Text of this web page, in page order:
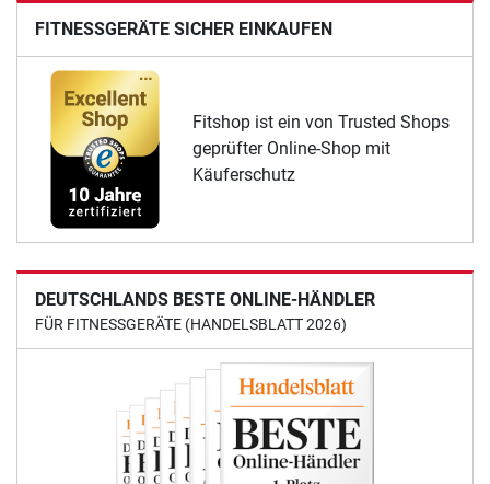
FITNESSGERÄTE SICHER EINKAUFEN
Fitshop ist ein von Trusted Shops
geprüfter Online-Shop mit
Käuferschutz
DEUTSCHLANDS BESTE ONLINE-HÄNDLER
FÜR FITNESSGERÄTE (HANDELSBLATT 2026)